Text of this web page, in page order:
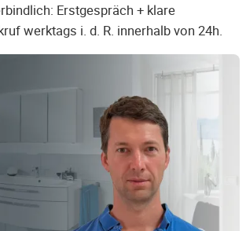
Erstgespräch + klare
werktags i. d. R. innerhalb von 24h.